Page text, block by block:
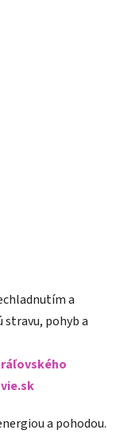
a
stravu, pohyb a
a pohodou.